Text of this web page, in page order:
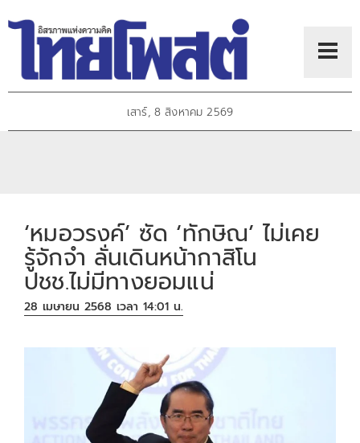
เสาร์, 8 สิงหาคม 2569
‘หมอวรงค์’ ซัด ‘ทักษิณ’ ไม่เคย
รู้จักจำ ลั่นเดินหน้ากาสิโน
ปชช.ไม่มีทางยอมแน่
28 เมษายน 2568 เวลา 14:01 น.